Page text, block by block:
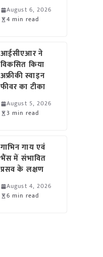
August 6, 2026
4 min read
आईसीएआर ने
विकसित किया
अफ्रीकी स्वाइन
फीवर का टीका
August 5, 2026
3 min read
गाभिन गाय एवं
भैंस में संभावित
प्रसव के लक्षण
August 4, 2026
6 min read